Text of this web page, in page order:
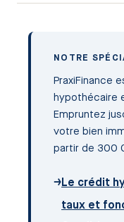
NOTRE
PraxiFinance
hypothécaire
Empruntez
votre bien
partir de 300
→Le crédit
taux et